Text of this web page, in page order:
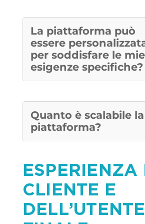
La piattaforma può
essere
per soddisfare le mie
esigenze specifiche?
Quanto è scalabile la
piattaforma?
ESPERIENZA
CLIENTE E
DELL’UTENTE